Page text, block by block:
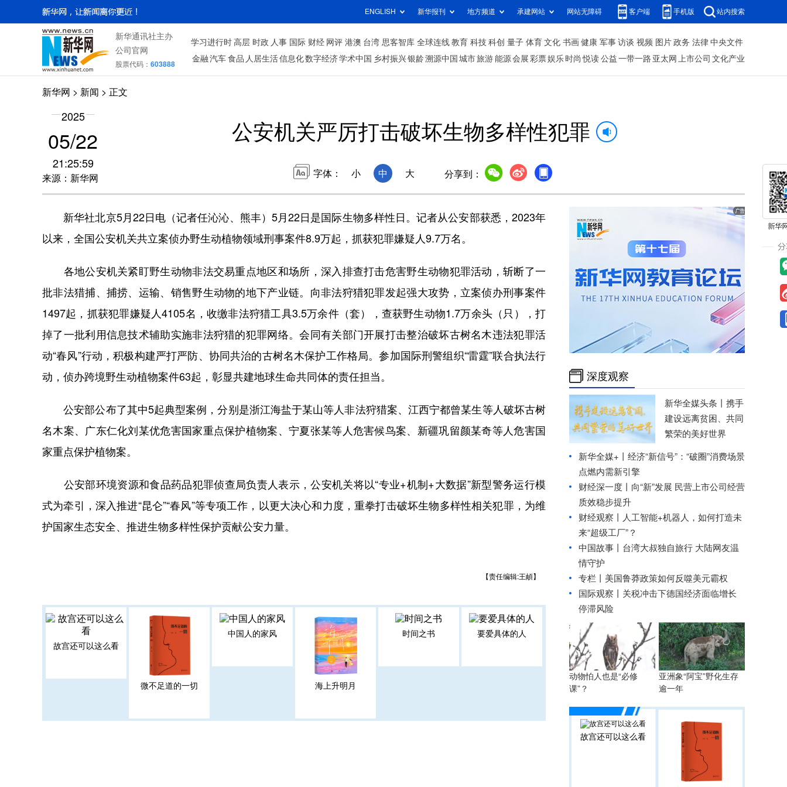
ENGLISH 新华报刊 地方频道 承建网站 网站无障碍 客户端 手机版 站内搜索
新华通讯社主办
公司官网
股票代码： 603888
学习进行时 高层 时政 人事 国际 财经 网评 港澳 台湾 思客智库 全球连线 教育 科技 科创 量子 体育 文化 书画 健康 军事 访谈 视频 图片 政务 法律 中央文件
金融 汽车 食品 人居生活信息化数字经济学术中国 乡村振兴银龄溯源中国 城市旅游 能源 会展 彩票娱乐 时尚 悦读 公益 一带一路 亚太网 上市公司 文化产业
新华网 > 新闻 > 正文
2025
05/22
21:25:59
来源：新华网
公安机关严厉打击破坏生物多样性犯罪
字体： 小 中 大 分享到：
新华社北京5月22日电（记者任沁沁、熊丰）5月22日是国际生物多样性日。记者从公安部获悉，2023年
以来，全国公安机关共立案侦办野生动植物领域刑事案件8.9万起，抓获犯罪嫌疑人9.7万名。
各地公安机关紧盯野生动物非法交易重点地区和场所，深入排查打击危害野生动物犯罪活动，斩断了一
批非法猎捕、捕捞、运输、销售野生动物的地下产业链。向非法狩猎犯罪发起强大攻势，立案侦办刑事案件
1497起，抓获犯罪嫌疑人4105名，收缴非法狩猎工具3.5万余件（套），查获野生动物1.7万余头（只），打
掉了一批利用信息技术辅助实施非法狩猎的犯罪网络。会同有关部门开展打击整治破坏古树名木违法犯罪活
动“春风”行动，积极构建严打严防、协同共治的古树名木保护工作格局。参加国际刑警组织“雷霆”联合执法行
动，侦办跨境野生动植物案件63起，彰显共建地球生命共同体的责任担当。
公安部公布了其中5起典型案例，分别是浙江海盐于某山等人非法狩猎案、江西宁都曾某生等人破坏古树
名木案、广东仁化刘某优危害国家重点保护植物案、宁夏张某等人危害候鸟案、新疆巩留颜某奇等人危害国
家重点保护植物案。
公安部环境资源和食品药品犯罪侦查局负责人表示，公安机关将以“专业+机制+大数据”新型警务运行模
式为牵引，深入推进“昆仑”“春风”等专项工作，以更大决心和力度，重拳打击破坏生物多样性相关犯罪，为维
护国家生态安全、推进生物多样性保护贡献公安力量。
【责任编辑:王頔】
故宫还可以这么看
微不足道的一切
中国人的家风
海上升明月
时间之书 要爱具体的人
深度观察
新华全媒头条丨 携手
建设远离贫困、共同
繁荣的美好世界
新华全媒+丨 经济“新信号”：“破圈”消费场景
点燃内需新引擎
财经深一度丨向“新”发展 民营上市公司经营
质效稳步提升
财经观察丨
人工智能+机器人，如何打造未
来“超级工厂”？
中国故事丨台湾大叔独自旅行 大陆网友温
情守护
专栏丨美国鲁莽政策如何反噬美元霸权
国际观察丨 关税冲击下德国经济面临增长
停滞风险
动物怕人也是“必修
课”？
亚洲象“阿宝”野化生存
逾一年
故宫还可以这么看